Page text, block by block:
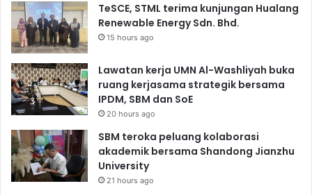
TeSCE, STML terima kunjungan Hualang
Renewable Energy Sdn. Bhd.
15 hours ago
Lawatan kerja UMN Al-Washliyah buka
ruang kerjasama strategik bersama
IPDM, SBM dan SoE
20 hours ago
SBM teroka peluang kolaborasi
akademik bersama Shandong Jianzhu
University
21 hours ago